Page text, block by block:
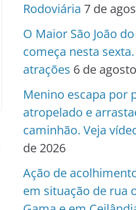
Rodoviária 7 de
O Maior São João
começa nesta
atrações 6 de
Menino escapa por
atropelado e
caminhão. Veja
de 2026
Ação de
em situação de rua